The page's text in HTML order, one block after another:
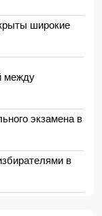
широкие
между
экзамена в
в